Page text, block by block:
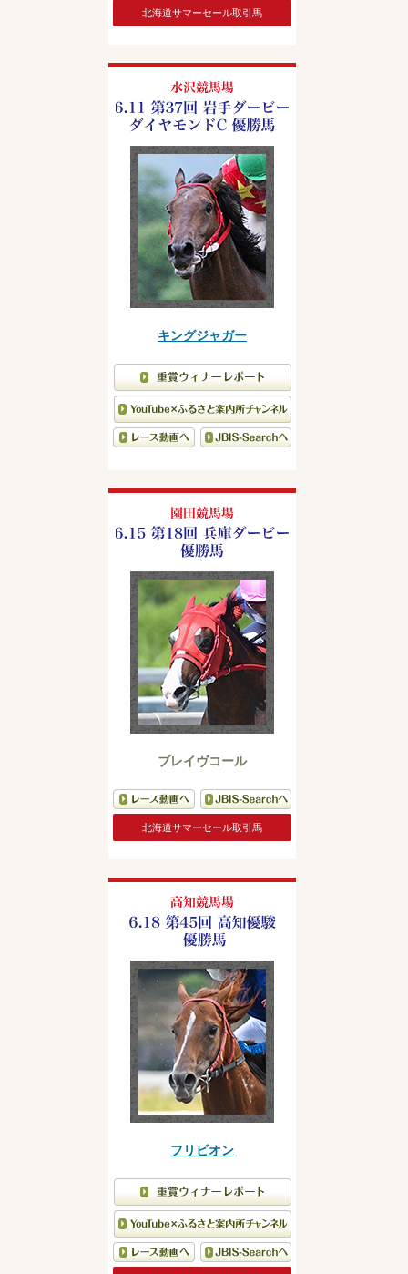
北海道サマーセール取引馬
キングジャガー
ブレイヴコール
北海道サマーセール取引馬
フリビオン